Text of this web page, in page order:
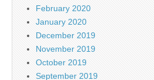
February 2020
January 2020
December 2019
November 2019
October 2019
September 2019